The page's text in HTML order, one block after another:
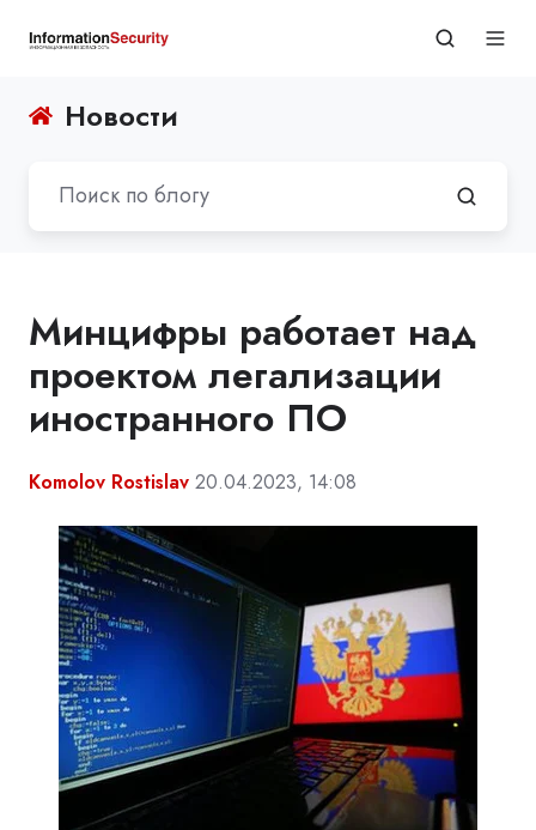
Новости
Минцифры работает над
проектом легализации
иностранного ПО
Komolov Rostislav 20.04.2023, 14:08